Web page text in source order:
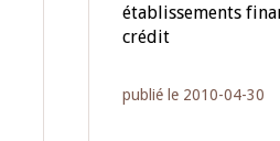
établissements
crédit
publié le 2010-04-30